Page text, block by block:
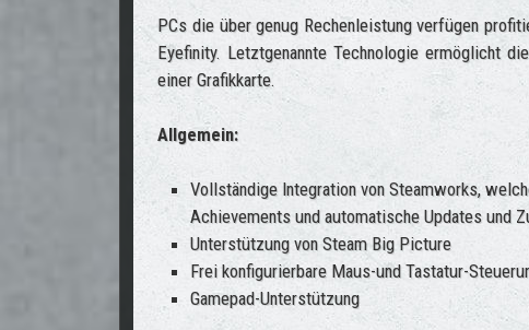
PCs die über genug Rechenleistung verfügen
Eyefinity. Letztgenannte Technologie ermöglicht
einer Grafikkarte.
Allgemein:
Vollständige Integration von Steamworks,
Achievements und automatische Updates und
Unterstützung von Steam Big Picture
Frei konfigurierbare Maus-und Tastatur-
Gamepad-Unterstützung